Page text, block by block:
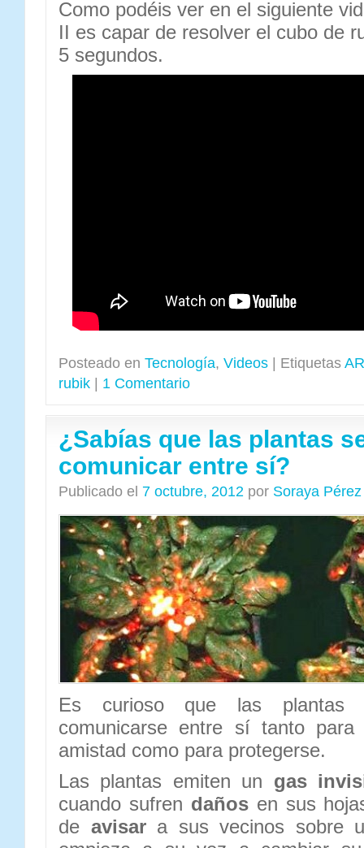
Como podéis ver en el siguiente
II es capar de resolver el cubo de
5 segundos.
Posteado en Tecnología, Videos Etiquetas
rubik
1 Comentario
¿Sabías que las plantas
comunicar entre sí?
Publicado el 7 octubre, 2012 por Soraya Pérez
Es curioso que las plantas
comunicarse entre sí tanto para
amistad como para protegerse.
Las plantas emiten un gas
cuando sufren dañosen sus
de avisara sus vecinos sobre